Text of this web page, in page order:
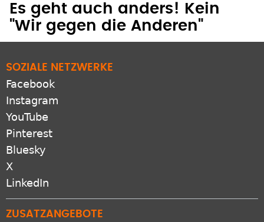
Es geht auch anders! Kein
"Wir gegen die Anderen"
SOZIALE NETZWERKE
Facebook
Instagram
YouTube
Pinterest
Bluesky
X
LinkedIn
ZUSATZANGEBOTE